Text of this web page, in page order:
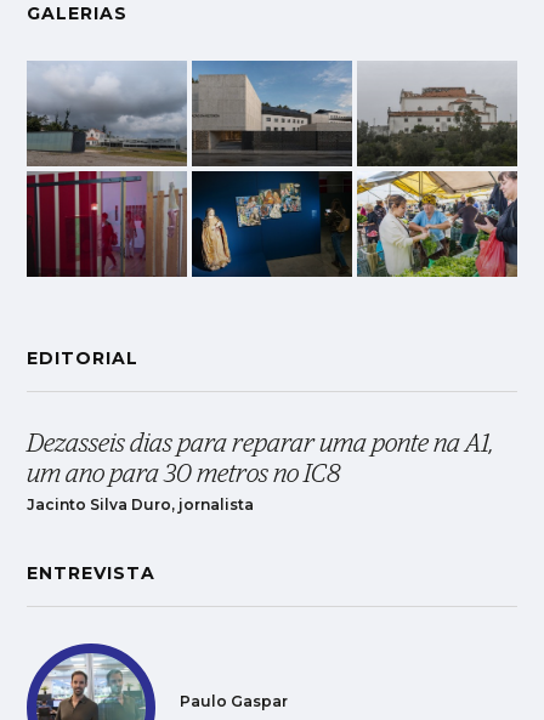
GALERIAS
EDITORIAL
Dezasseis dias para reparar uma ponte na A1,
um ano para 30 metros no IC8
Jacinto Silva Duro, jornalista
ENTREVISTA
Paulo Gaspar